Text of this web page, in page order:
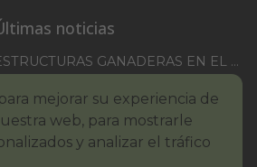
noticias
MEJORA DE INFRAESTRUCTURAS GANADERAS EN EL TM DE ERRO CAMPAÑA 2025-2026
PINTURA – ERROIBARKO EGUNA
mejorar su experiencia de
web, para mostrarle
y analizar el tráfico